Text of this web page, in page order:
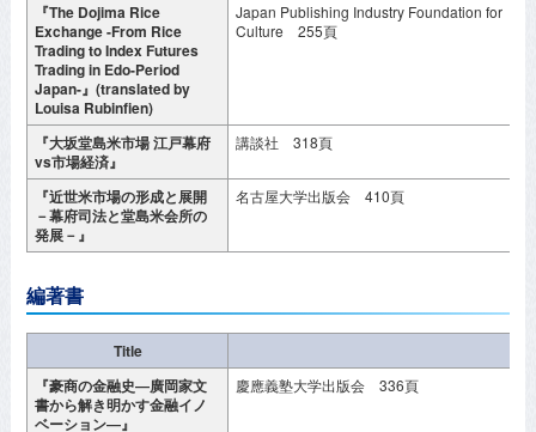
『The Dojima Rice
Exchange -From Rice
Trading to Index Futures
Trading in Edo-Period
Japan-』(translated by
Louisa Rubinfien)
Japan Publishing Industry Foundation for
Culture 255頁
『大坂堂島米市場 江戸幕府
vs市場経済』
講談社 318頁
『近世米市場の形成と展開
－幕府司法と堂島米会所の
発展－』
名古屋大学出版会 410頁
編著書
Title
『豪商の金融史―廣岡家文
書から解き明かす金融イノ
ベーション―』
慶應義塾大学出版会 336頁